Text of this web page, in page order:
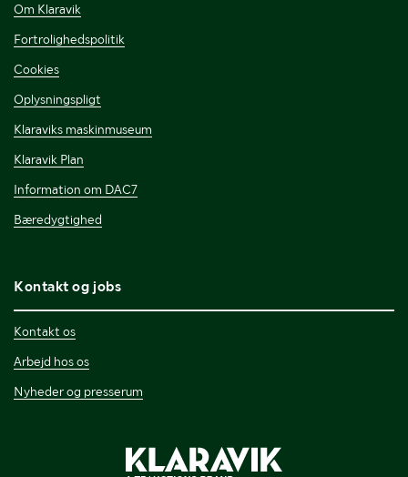
Om Klaravik
Fortrolighedspolitik
Cookies
Oplysningspligt
Klaraviks maskinmuseum
Klaravik Plan
Information om DAC7
Bæredygtighed
Kontakt og jobs
Kontakt os
Arbejd hos os
Nyheder og presserum